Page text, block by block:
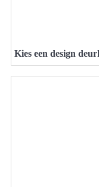
Kies een design